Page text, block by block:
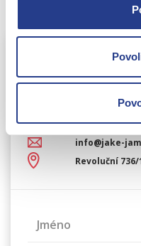
Kontaktní
Napište nám a my se
+420 226 224
info@jake-
Revoluční 736/
Jméno